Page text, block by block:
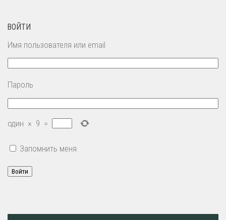
ВОЙТИ
Имя пользователя или email
Пароль
один × 9 =
Запомнить меня
Войти